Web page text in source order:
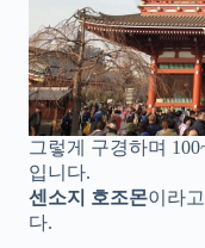
그렇게 구경하며
입니다.
센소지 호조몬이라
다.